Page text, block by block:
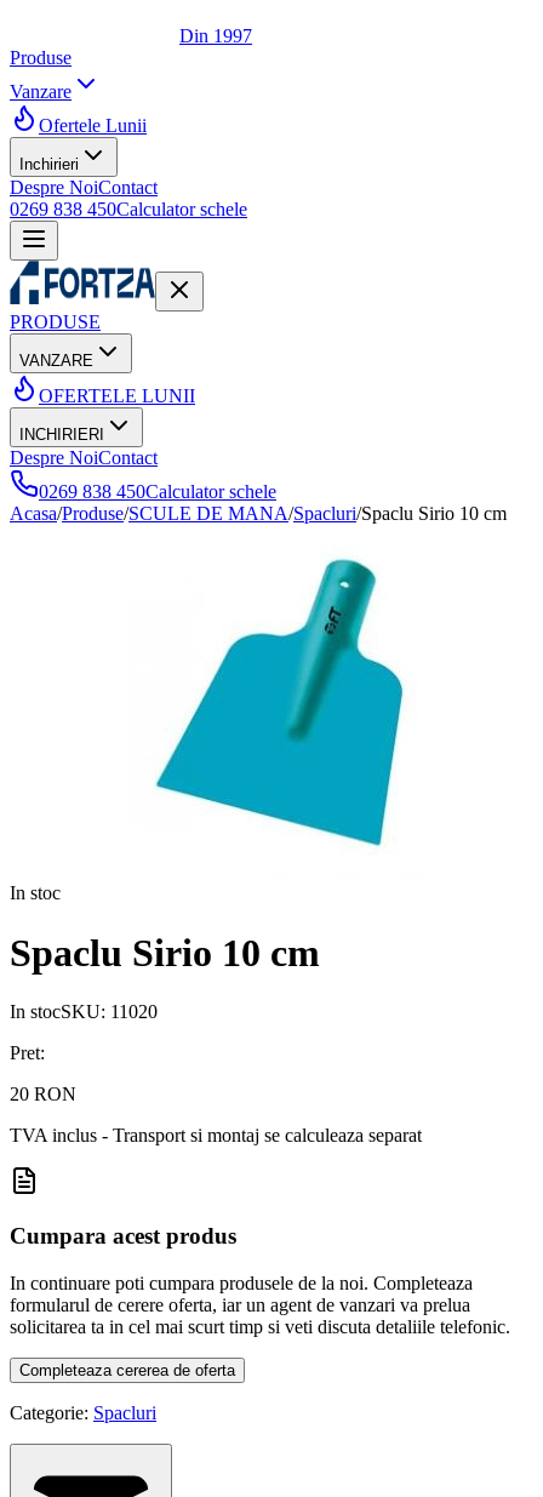
Din 1997
Produse
Vanzare
Ofertele Lunii
Inchirieri
Despre NoiContact
0269 838 450Calculator schele
PRODUSE
VANZARE
OFERTELE LUNII
INCHIRIERI
Despre NoiContact
0269 838 450Calculator schele
Acasa/Produse/SCULE DE MANA/Spacluri/Spaclu Sirio 10 cm
In stoc
Spaclu Sirio 10 cm
In stocSKU: 11020
Pret:
20 RON
TVA inclus - Transport si montaj se calculeaza separat
Cumpara acest produs
In continuare poti cumpara produsele de la noi. Completeaza
formularul de cerere oferta, iar un agent de vanzari va prelua
solicitarea ta in cel mai scurt timp si veti discuta detaliile telefonic.
Completeaza cererea de oferta
Categorie: Spacluri